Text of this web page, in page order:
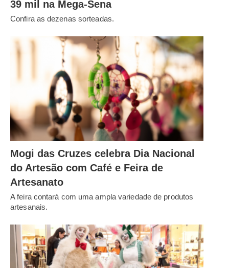
39 mil na Mega-Sena
Confira as dezenas sorteadas.
Mogi das Cruzes celebra Dia Nacional
do Artesão com Café e Feira de
Artesanato
A feira contará com uma ampla variedade de produtos
artesanais.